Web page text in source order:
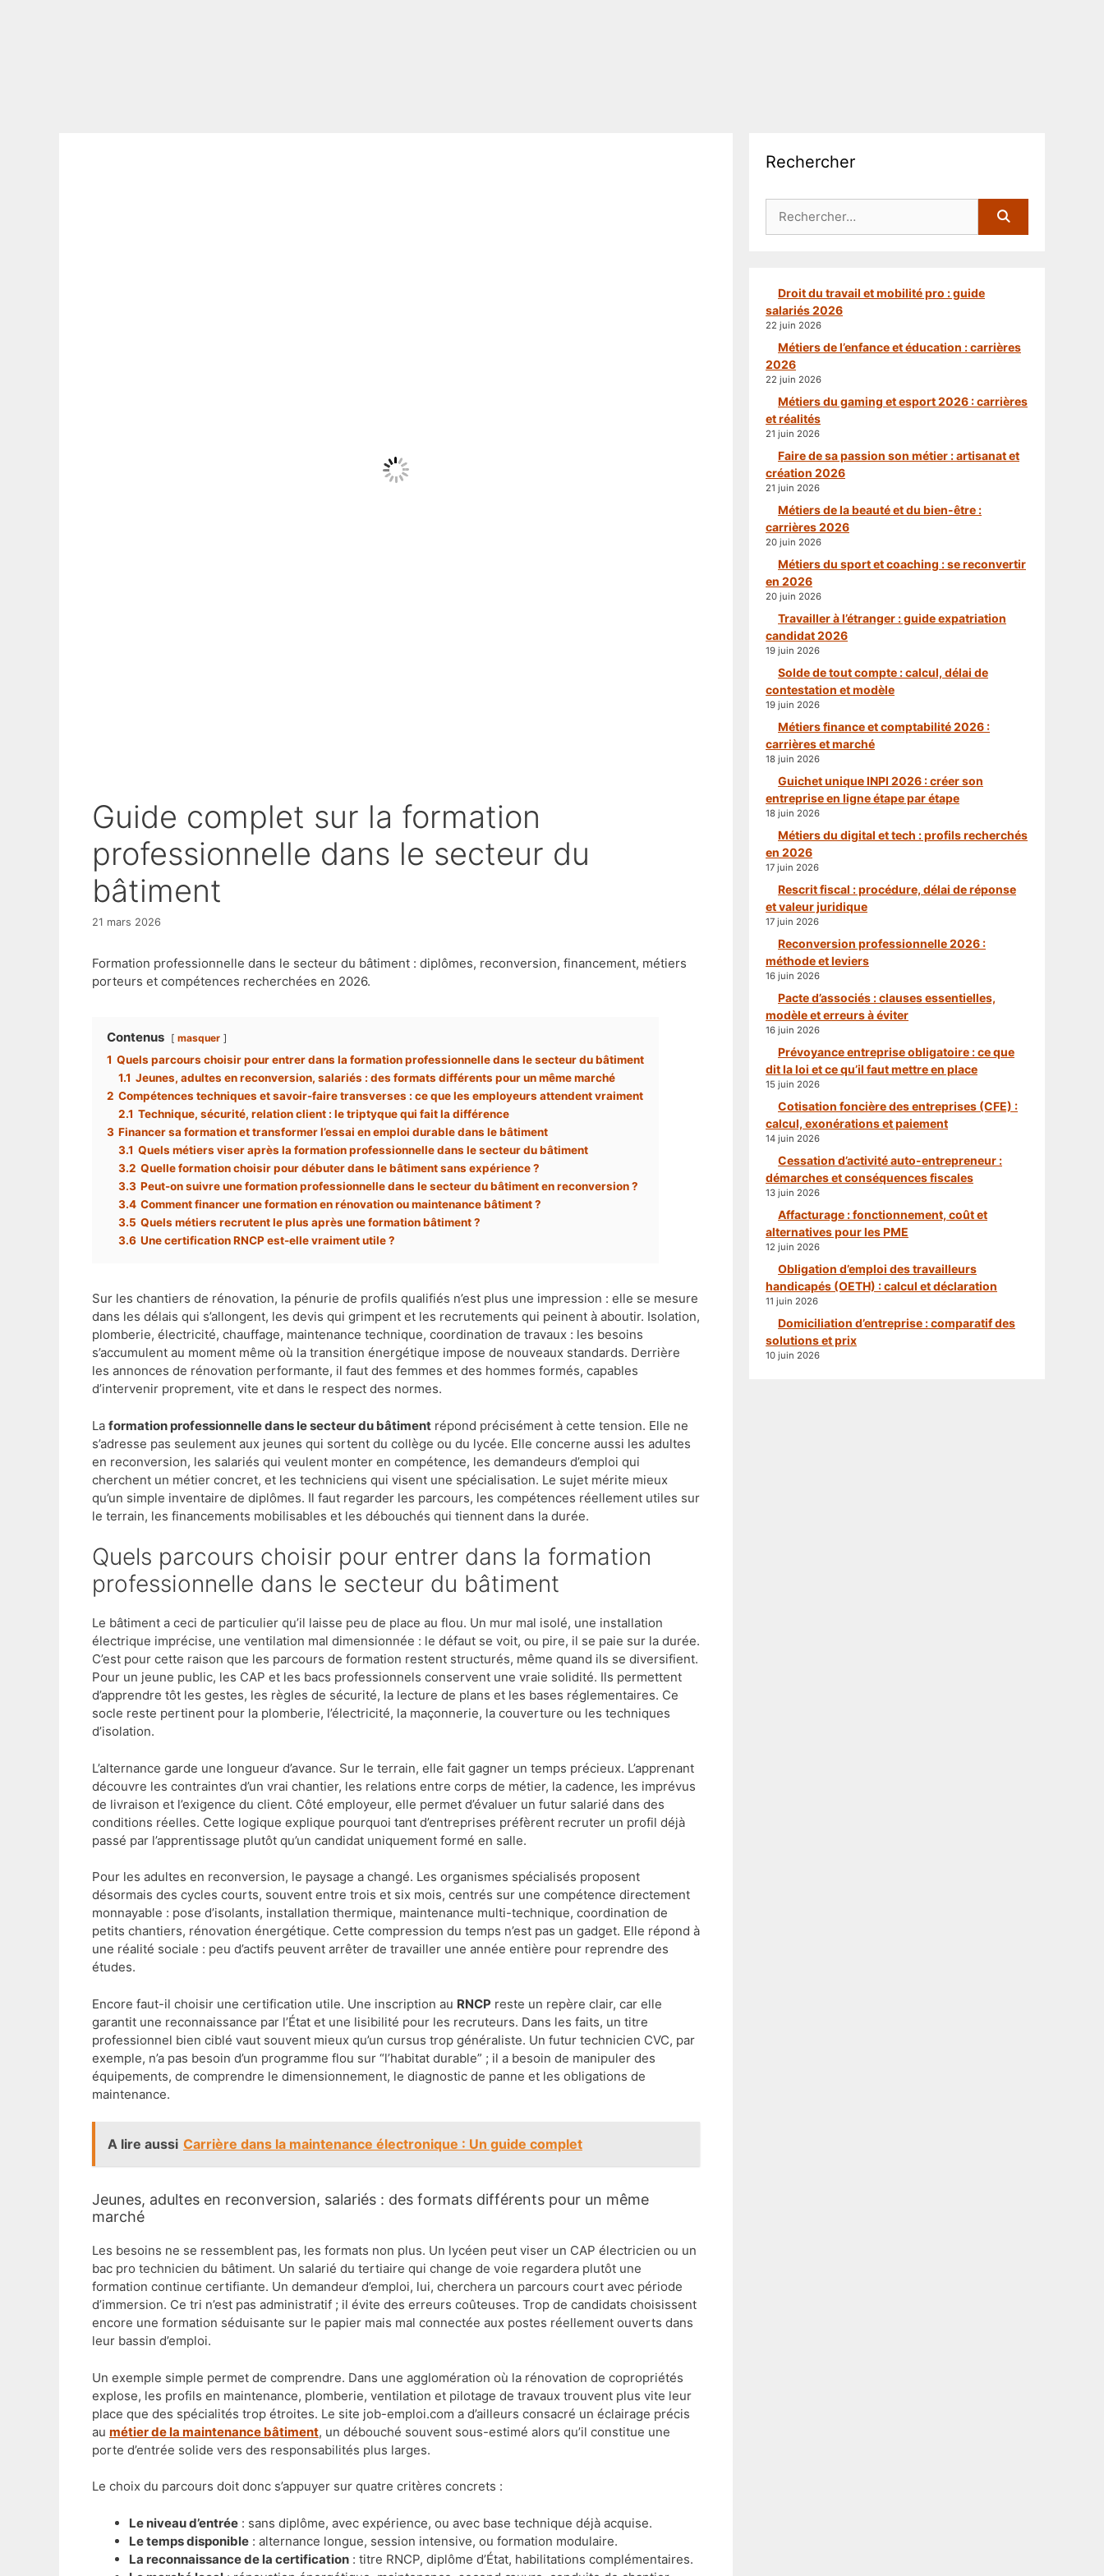
Guide complet sur la formation
professionnelle dans le secteur du
bâtiment
21 mars 2026
Formation professionnelle dans le secteur du bâtiment : diplômes, reconversion, financement, métiers
porteurs et compétences recherchées en 2026.
Contenus masquer
1 Quels parcours choisir pour entrer dans la formation professionnelle dans le secteur du bâtiment
1.1 Jeunes, adultes en reconversion, salariés : des formats différents pour un même marché
2 Compétences techniques et savoir-faire transverses : ce que les employeurs attendent vraiment
2.1 Technique, sécurité, relation client : le triptyque qui fait la différence
3 Financer sa formation et transformer l’essai en emploi durable dans le bâtiment
3.1 Quels métiers viser après la formation professionnelle dans le secteur du bâtiment
3.2 Quelle formation choisir pour débuter dans le bâtiment sans expérience ?
3.3 Peut-on suivre une formation professionnelle dans le secteur du bâtiment en reconversion ?
3.4 Comment financer une formation en rénovation ou maintenance bâtiment ?
3.5 Quels métiers recrutent le plus après une formation bâtiment ?
3.6 Une certification RNCP est-elle vraiment utile ?
Sur les chantiers de rénovation, la pénurie de profils qualifiés n’est plus une impression : elle se mesure
dans les délais qui s’allongent, les devis qui grimpent et les recrutements qui peinent à aboutir. Isolation,
plomberie, électricité, chauffage, maintenance technique, coordination de travaux : les besoins
s’accumulent au moment même où la transition énergétique impose de nouveaux standards. Derrière
les annonces de rénovation performante, il faut des femmes et des hommes formés, capables
d’intervenir proprement, vite et dans le respect des normes.
La formation professionnelle dans le secteur du bâtiment répond précisément à cette tension. Elle ne
s’adresse pas seulement aux jeunes qui sortent du collège ou du lycée. Elle concerne aussi les adultes
en reconversion, les salariés qui veulent monter en compétence, les demandeurs d’emploi qui
cherchent un métier concret, et les techniciens qui visent une spécialisation. Le sujet mérite mieux
qu’un simple inventaire de diplômes. Il faut regarder les parcours, les compétences réellement utiles sur
le terrain, les financements mobilisables et les débouchés qui tiennent dans la durée.
Quels parcours choisir pour entrer dans la formation
professionnelle dans le secteur du bâtiment
Le bâtiment a ceci de particulier qu’il laisse peu de place au flou. Un mur mal isolé, une installation
électrique imprécise, une ventilation mal dimensionnée : le défaut se voit, ou pire, il se paie sur la durée.
C’est pour cette raison que les parcours de formation restent structurés, même quand ils se diversifient.
Pour un jeune public, les CAP et les bacs professionnels conservent une vraie solidité. Ils permettent
d’apprendre tôt les gestes, les règles de sécurité, la lecture de plans et les bases réglementaires. Ce
socle reste pertinent pour la plomberie, l’électricité, la maçonnerie, la couverture ou les techniques
d’isolation.
L’alternance garde une longueur d’avance. Sur le terrain, elle fait gagner un temps précieux. L’apprenant
découvre les contraintes d’un vrai chantier, les relations entre corps de métier, la cadence, les imprévus
de livraison et l’exigence du client. Côté employeur, elle permet d’évaluer un futur salarié dans des
conditions réelles. Cette logique explique pourquoi tant d’entreprises préfèrent recruter un profil déjà
passé par l’apprentissage plutôt qu’un candidat uniquement formé en salle.
Pour les adultes en reconversion, le paysage a changé. Les organismes spécialisés proposent
désormais des cycles courts, souvent entre trois et six mois, centrés sur une compétence directement
monnayable : pose d’isolants, installation thermique, maintenance multi-technique, coordination de
petits chantiers, rénovation énergétique. Cette compression du temps n’est pas un gadget. Elle répond à
une réalité sociale : peu d’actifs peuvent arrêter de travailler une année entière pour reprendre des
études.
Encore faut-il choisir une certification utile. Une inscription au RNCP reste un repère clair, car elle
garantit une reconnaissance par l’État et une lisibilité pour les recruteurs. Dans les faits, un titre
professionnel bien ciblé vaut souvent mieux qu’un cursus trop généraliste. Un futur technicien CVC, par
exemple, n’a pas besoin d’un programme flou sur “l’habitat durable” ; il a besoin de manipuler des
équipements, de comprendre le dimensionnement, le diagnostic de panne et les obligations de
maintenance.
A lire aussi Carrière dans la maintenance électronique : Un guide complet
Jeunes, adultes en reconversion, salariés : des formats différents pour un même
marché
Les besoins ne se ressemblent pas, les formats non plus. Un lycéen peut viser un CAP électricien ou un
bac pro technicien du bâtiment. Un salarié du tertiaire qui change de voie regardera plutôt une
formation continue certifiante. Un demandeur d’emploi, lui, cherchera un parcours court avec période
d’immersion. Ce tri n’est pas administratif ; il évite des erreurs coûteuses. Trop de candidats choisissent
encore une formation séduisante sur le papier mais mal connectée aux postes réellement ouverts dans
leur bassin d’emploi.
Un exemple simple permet de comprendre. Dans une agglomération où la rénovation de copropriétés
explose, les profils en maintenance, plomberie, ventilation et pilotage de travaux trouvent plus vite leur
place que des spécialités trop étroites. Le site job-emploi.com a d’ailleurs consacré un éclairage précis
au métier de la maintenance bâtiment, un débouché souvent sous-estimé alors qu’il constitue une
porte d’entrée solide vers des responsabilités plus larges.
Le choix du parcours doit donc s’appuyer sur quatre critères concrets :
Le niveau d’entrée : sans diplôme, avec expérience, ou avec base technique déjà acquise.
Le temps disponible : alternance longue, session intensive, ou formation modulaire.
La reconnaissance de la certification : titre RNCP, diplôme d’État, habilitations complémentaires.
Rechercher
Droit du travail et mobilité pro : guide
salariés 2026
22 juin 2026
Métiers de l’enfance et éducation : carrières
2026
22 juin 2026
Métiers du gaming et esport 2026 : carrières
et réalités
21 juin 2026
Faire de sa passion son métier : artisanat et
création 2026
21 juin 2026
Métiers de la beauté et du bien-être :
carrières 2026
20 juin 2026
Métiers du sport et coaching : se reconvertir
en 2026
20 juin 2026
Travailler à l’étranger : guide expatriation
candidat 2026
19 juin 2026
Solde de tout compte : calcul, délai de
contestation et modèle
19 juin 2026
Métiers finance et comptabilité 2026 :
carrières et marché
18 juin 2026
Guichet unique INPI 2026 : créer son
entreprise en ligne étape par étape
18 juin 2026
Métiers du digital et tech : profils recherchés
en 2026
17 juin 2026
Rescrit fiscal : procédure, délai de réponse
et valeur juridique
17 juin 2026
Reconversion professionnelle 2026 :
méthode et leviers
16 juin 2026
Pacte d’associés : clauses essentielles,
modèle et erreurs à éviter
16 juin 2026
Prévoyance entreprise obligatoire : ce que
dit la loi et ce qu’il faut mettre en place
15 juin 2026
Cotisation foncière des entreprises (CFE) :
calcul, exonérations et paiement
14 juin 2026
Cessation d’activité auto-entrepreneur :
démarches et conséquences fiscales
13 juin 2026
Affacturage : fonctionnement, coût et
alternatives pour les PME
12 juin 2026
Obligation d’emploi des travailleurs
handicapés (OETH) : calcul et déclaration
11 juin 2026
Domiciliation d’entreprise : comparatif des
solutions et prix
10 juin 2026